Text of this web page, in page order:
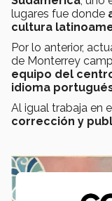
lugares fue donde
cultura
Por lo anterior,
de Monterrey
equipo del
idioma
Al igual trabaja en
corrección y